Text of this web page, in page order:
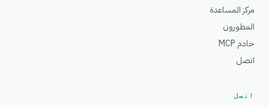
مركز المساعدة
المطورون
خادم MCP
اتصل
اتصل